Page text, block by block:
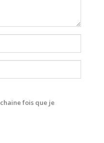
fois que je